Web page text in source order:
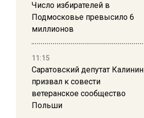
Число избирателей в
Подмосковье превысило 6
миллионов
11:15
Саратовский депутат Калинин
призвал к совести
ветеранское сообщество
Польши